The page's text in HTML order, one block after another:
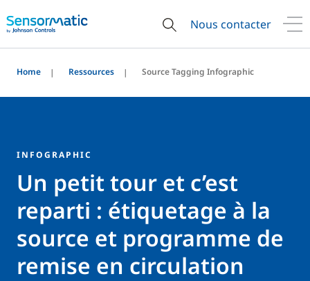
Nous contacter
Home Ressources Source Tagging Infographic
INFOGRAPHIC
Un petit tour et c’est
reparti : étiquetage à la
source et programme de
remise en circulation